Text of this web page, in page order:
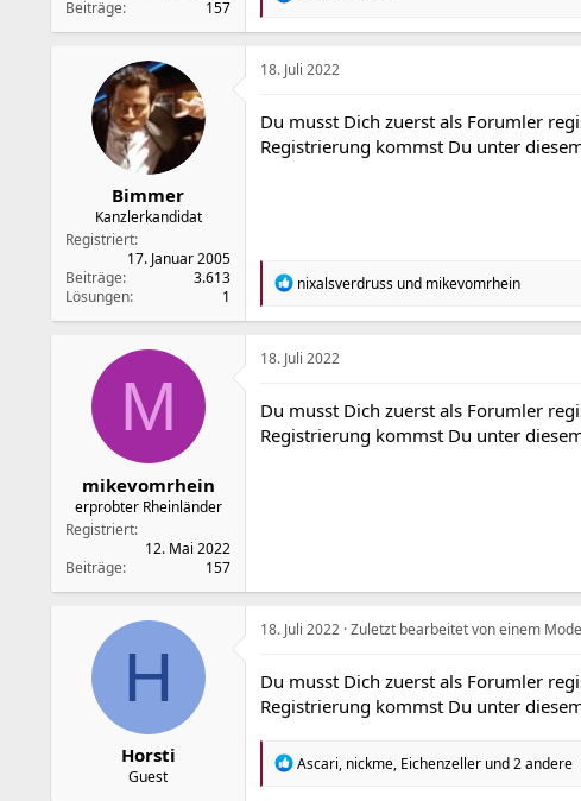
Beiträge
157
a
t
n
e
Bimmer
Kanzlerkandidat
Registriert
17. Januar 2005
Beiträge
3.613
Lösungen
1
18. Juli 2022
Du musst Dich zuerst als Forumler
Registrierung kommst Du unter
R
a
t
n
e
nixalsverdruss und mikevomrhein
M
mikevomrhein
erprobter Rheinländer
Registriert
12. Mai 2022
Beiträge
157
18. Juli 2022
Du musst Dich zuerst als Forumler
Registrierung kommst Du unter
H
Horsti
Guest
18. Juli 2022 Zuletzt bearbeitet von einem
Du musst Dich zuerst als Forumler
Registrierung kommst Du unter
R
Ascari, nickme, Eichenzeller und 2 andere